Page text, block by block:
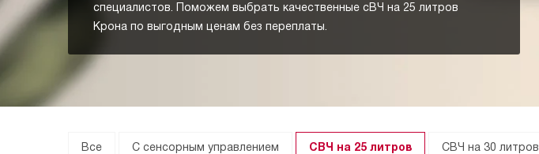
специалистов. Поможем выбрать качественные сВЧ на 25 литров
Крона по выгодным ценам без переплаты.
Все С сенсорным управлением СВЧ на 25 литров СВЧ на 30 литров